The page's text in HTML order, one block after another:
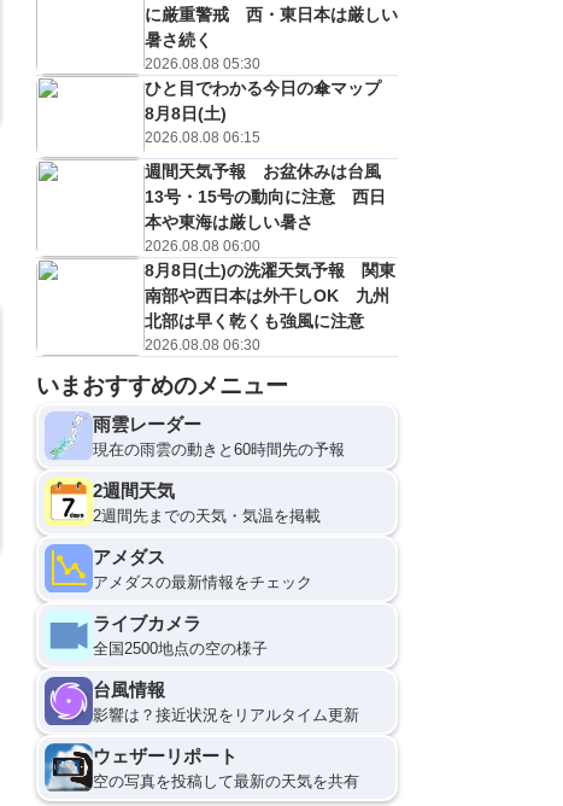
m/s 1m/s
に厳重警戒 西・東日本は厳しい
暑さ続く
2026.08.08 05:30
ひと目でわかる今日の傘マップ
8月8日(土)
2026.08.08 06:15
週間天気予報 お盆休みは台風
13号・15号の動向に注意 西日
本や東海は厳しい暑さ
2026.08.08 06:00
8月8日(土)の洗濯天気予報 関東
南部や西日本は外干しOK 九州
北部は早く乾くも強風に注意
2026.08.08 06:30
いまおすすめのメニュー
雨雲レーダー
現在の雨雲の動きと60時間先の予報
2週間天気
2週間先までの天気・気温を掲載
アメダス
アメダスの最新情報をチェック
ライブカメラ
全国2500地点の空の様子
台風情報
影響は？接近状況をリアルタイム更新
ウェザーリポート
空の写真を投稿して最新の天気を共有